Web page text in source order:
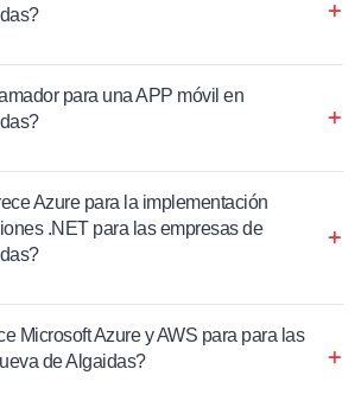
para una APP móvil en
Azure para la implementación
.NET para las empresas de
Microsoft Azure y AWS para para las
de Algaidas?